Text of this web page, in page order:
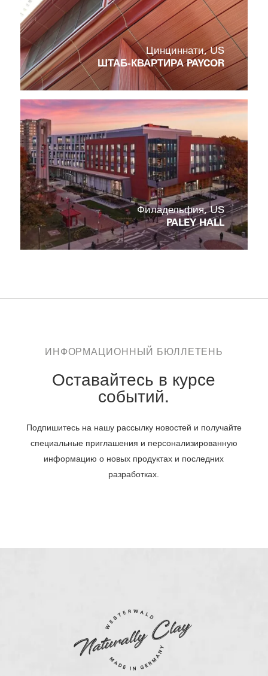
Цинциннати, US
ШТАБ-КВАРТИРА PAYCOR
Филадельфия, US
PALEY HALL
ИНФОРМАЦИОННЫЙ БЮЛЛЕТЕНЬ
Оставайтесь в курсе
событий.
Подпишитесь на нашу рассылку новостей и получайте
специальные приглашения и персонализированную
информацию о новых продуктах и последних
разработках.